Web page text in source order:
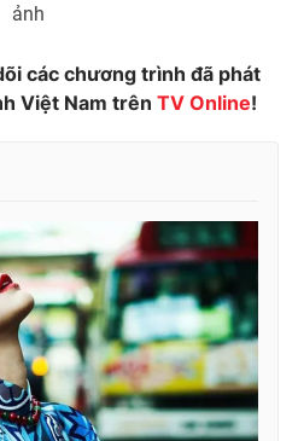
thức nếu không có sự chấp
VTV.vn khi phát hành lại
ảnh
các chương trình đã phát
Việt Nam trên TV Online!